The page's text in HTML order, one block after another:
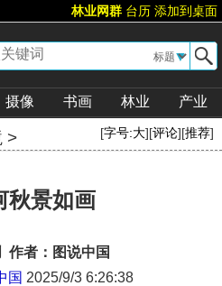
林业网群 台历 添加到桌面
▼
摄像 书画 林业 产业
> [字号:大][评论][推荐]
秋景如画
作者：图说中国
国 2025/9/3 6:26:38